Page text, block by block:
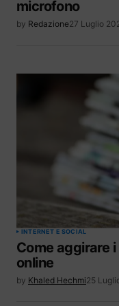
microfono
by Redazione27 Luglio
INTERNET E SOCIAL
Come aggirare
online
by Khaled Hechmi25